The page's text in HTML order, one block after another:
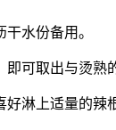
水份备用。
可取出与烫熟的
淋上适量的辣根